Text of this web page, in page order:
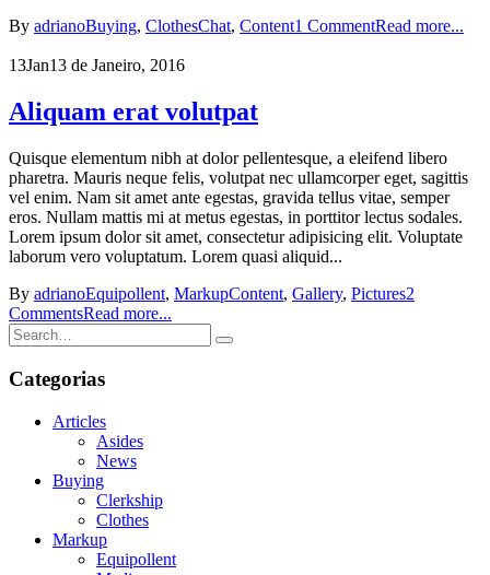
By adrianoBuying, ClothesChat, Content1 CommentRead more...
13Jan13 de Janeiro, 2016
Aliquam erat volutpat
Quisque elementum nibh at dolor pellentesque, a eleifend libero
pharetra. Mauris neque felis, volutpat nec ullamcorper eget, sagittis
vel enim. Nam sit amet ante egestas, gravida tellus vitae, semper
eros. Nullam mattis mi at metus egestas, in porttitor lectus sodales.
Lorem ipsum dolor sit amet, consectetur adipisicing elit. Voluptate
laborum vero voluptatum. Lorem quasi aliquid...
By adrianoEquipollent, MarkupContent, Gallery, Pictures2
CommentsRead more...
Categorias
Articles
Asides
News
Buying
Clerkship
Clothes
Markup
Equipollent